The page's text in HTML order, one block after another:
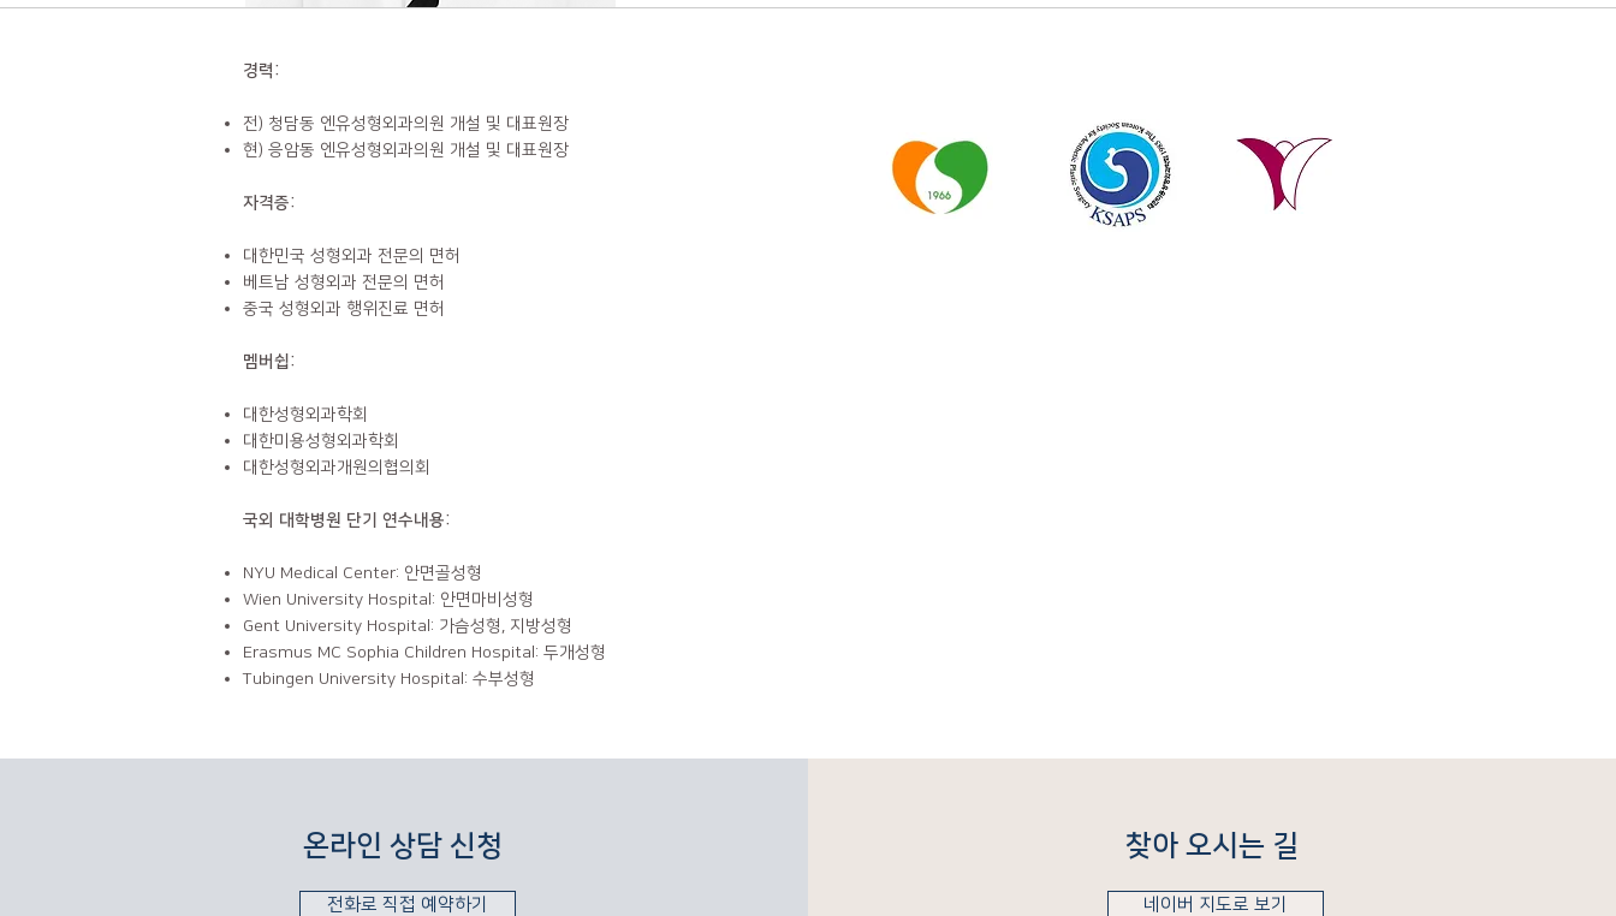
경력:
전) 청담동 엔유성형외과의원 개설 및 대표원장
현) 응암동 엔유성형외과의원 개설 및 대표원장
자격증:
대한민국 성형외과 전문의 면허
베트남 성형외과 전문의 면허
중국 성형외과 행위진료 면허
멤버쉽:
대한성형외과학회
​대한미용성형외과학회
대한성형외과개원의협의회
국외 대학병원 단기 연수내용:
NYU Medical Center: 안면골성형
​Wien University Hospital: 안면마비성형
Gent University Hospital: 가슴성형, 지방성형
​Erasmus MC Sophia Children Hospital: 두개성형
Tubingen University Hospital: 수부성형
온라인 상담 신청
전화로 직접 예약하기
​찾아 오시는 길
네이버 지도로 보기